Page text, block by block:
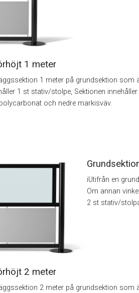
1 meter
1 meter på grundsektion som
1 st stativ/stolpe, Sektionen
och nedre markisväv.
iUtifrån en
Om annan
2 st stativ/
2 meter
2 meter på grundsektion som